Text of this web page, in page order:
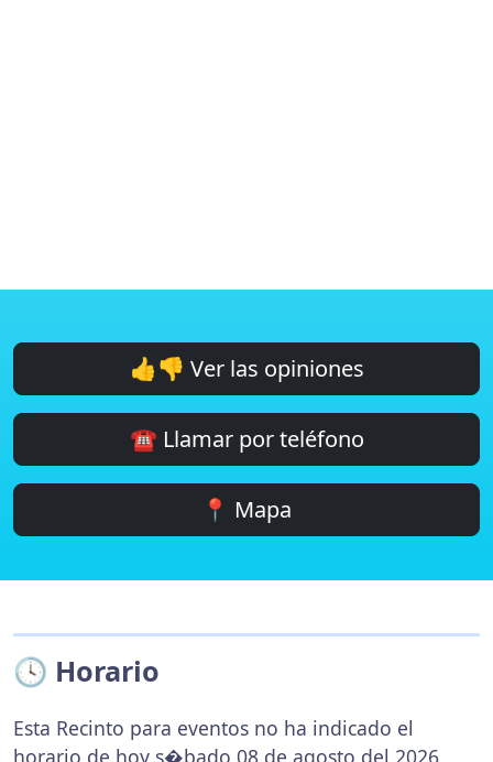
👍👎 Ver las opiniones
☎️ Llamar por teléfono
📍 Mapa
🕓 Horario
Esta Recinto para eventos no ha indicado el
horario de hoy s�bado 08 de agosto del 2026